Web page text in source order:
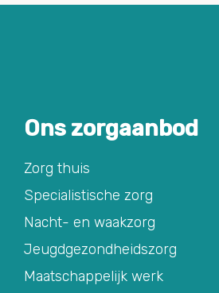
Ons zorgaanbod
Zorg thuis
Specialistische zorg
Nacht- en waakzorg
Jeugdgezondheidszorg
Maatschappelijk werk